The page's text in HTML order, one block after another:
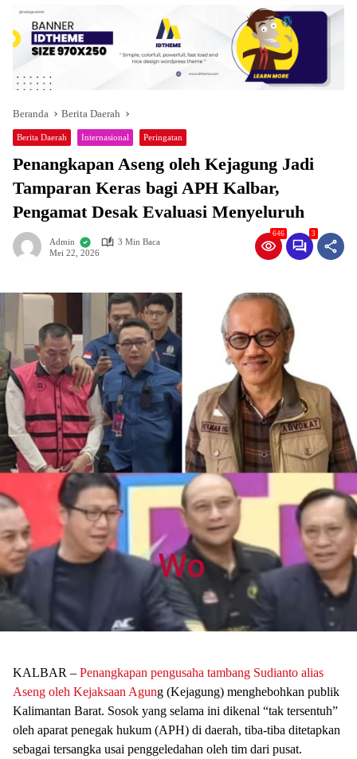
Beranda Berita Daerah
Berita Daerah Internasional Peringatan
Penangkapan Aseng oleh Kejagung Jadi
Tamparan Keras bagi APH Kalbar,
Pengamat Desak Evaluasi Menyeluruh
Admin
3 Min Baca
Mei 22, 2026
646 3
KALBAR – Penangkapan pengusaha tambang Sudianto alias
Aseng oleh Kejaksaan Agung (Kejagung) menghebohkan publik
Kalimantan Barat. Sosok yang selama ini dikenal “tak tersentuh”
oleh aparat penegak hukum (APH) di daerah, tiba-tiba ditetapkan
sebagai tersangka usai penggeledahan oleh tim dari pusat.